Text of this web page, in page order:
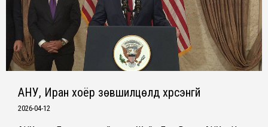
АНУ, Иран хоёр зөвшилцөлд хүрсэнгүй
2026-04-12